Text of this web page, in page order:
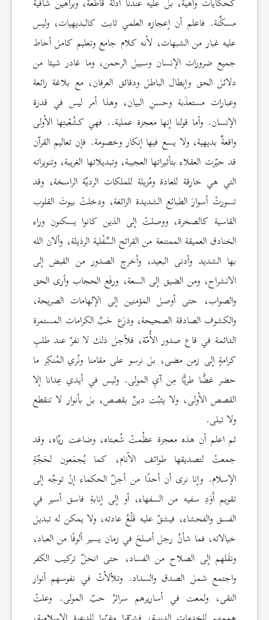
مسكِّنة. فاعلم أن إعجازه العلمي ثابت كالبديهيات، وليس
عليه غبار من الشبهات، لأنه كلام جامع وتعليم كامل أحاط
جميع ضرورات الإنسان وسبيل الرحمن، وما غادر شيئا من
دلائل الحق وإبطال الباطل ودقائق العرفان، مع بلاغة رائعة
وعبارات مستعذَبة وحسنِ البيان، وهذا أمر ليس في قدرة
الإنسان. وأما قولنا إنها معجزة عملية.. فهي كشُعْبتِها الأولى
واقعةٌ بديهية، ولا يسع فيها إنكار وخصومة. فإن تعاليم القرآن
قد حيّرت العقلاء بتأثيراتها العجيبة، وتبديلاتها الغريبة، وتنويراته
التي هي خارقة للعادة ومُزيلة للملكات الرديّة الراسخة، وقد
تسورتْ أسوارَ الطبائع الشديدة الزائغة، ودخلتْ بيوتَ القلوب
القاسية كالصخرة، ووصلتْ إلى الذين كانوا يسكنون وراء
الخنادق العميقة الممتنعة من القرائح السِّفْلية الرذيلة، وألان الله
بها الشديد وأدنى البعيد، وأخرج الصدور من القبض إلى
الانشراح، ومن الضيق إلى السعة، ورفَع الحجاب وأرى الحق
والصواب، حتى أوصل المؤمنين إلى الإلهامات الصريحة،
والكشوف الصادقة الصحيحة، وذرَع حَبَّ الكرامات المستمرة
الدائمة في قاع صدور الأُمّة، فلأجل ذلك لا نفرّ عند طلبِ
كرامةٍ إلى زمن مضى، بل نرسو على مقامنا ونُري المُنكِر ما
حضر غضًّا طريًّا مِن آيِ المولى. وليس في أيدي عِدانا إلا
القصص الأولى، ولا يثبُت دينٌ بقصص، بل بأنوار لا تنقطع
ولا تبلى.
ثم اعلم أن هذه معجزة عظُمتْ شُعبتاه، وضاعت ريّاه، وقد
جمعتْ لتصديقها طوائف الأنام، كما يُجمَعون لحَجّةِ
الإسلام. وإنا نرى أن أحدًا من أجلّ الحكماء إنْ توجّه إلى
تقويم أَوَدِ سفيه من السفهاء، أو إلى إنابةِ فاسق أسير في
الفسق والفحشاء، فيشقّ عليه قَلْعُ عادته، ولا يمكن له تبديل
خيالاته، فما شأنُ رجل أصلحَ في زمان يسير ألوفًا من العباد،
ونقَلهم إلى الصلاح من الفساد، حتى انحلّ تركيب الكفر
واجتمع شمل الصدق والسداد. وتلألأتْ في نفوسهم أنوار
التقى، ولمعت في أساريرهم سرائرُ حبّ المولى. وعلتْ